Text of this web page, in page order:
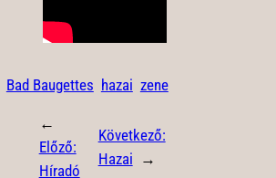
Bad Baugettes hazai zene
←
Előző:
Híradó
Következő:
Hazai →